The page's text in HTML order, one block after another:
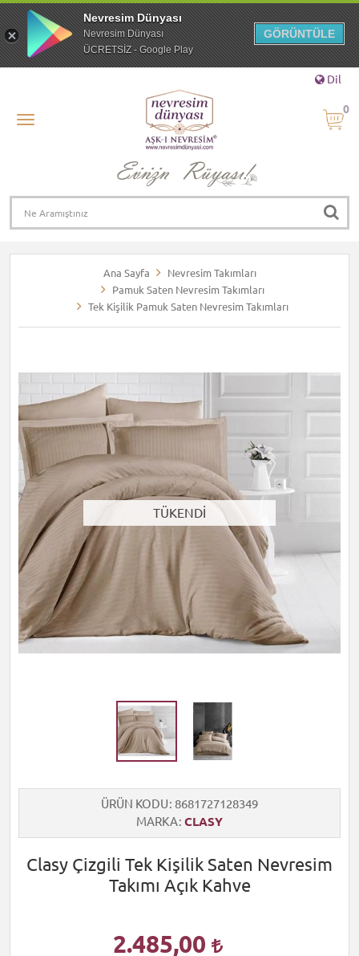
Dil
0
Ana Sayfa
Nevresim Takımları
Pamuk Saten Nevresim Takımları
Tek Kişilik Pamuk Saten Nevresim Takımları
TÜKENDİ
ÜRÜN KODU 8681727128349
MARKA CLASY
Clasy Çizgili Tek Kişilik Saten Nevresim
Takımı Açık Kahve
2.485,00
Nevresim Dünyası
Nevresim Dünyası
ÜCRETSİZ - Google Play
GÖRÜNTÜLE